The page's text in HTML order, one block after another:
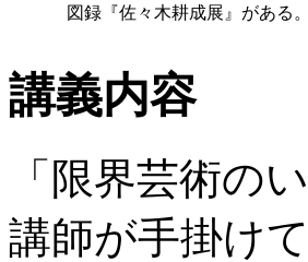
図録『佐々木耕成展』がある。
講義内容
「限界芸術のい
講師が手掛け